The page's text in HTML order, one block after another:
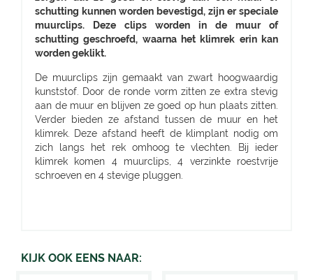
schutting kunnen worden bevestigd, zijn er speciale
muurclips. Deze clips worden in de muur of
schutting geschroefd, waarna het klimrek erin kan
worden geklikt.
De muurclips zijn gemaakt van zwart hoogwaardig
kunststof. Door de ronde vorm zitten ze extra stevig
aan de muur en blijven ze goed op hun plaats zitten.
Verder bieden ze afstand tussen de muur en het
klimrek. Deze afstand heeft de klimplant nodig om
zich langs het rek omhoog te vlechten. Bij ieder
klimrek komen 4 muurclips, 4 verzinkte roestvrije
schroeven en 4 stevige pluggen.
KIJK OOK EENS NAAR: